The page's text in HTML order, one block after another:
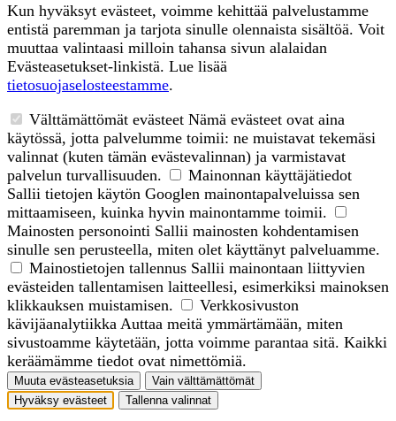
Kun hyväksyt evästeet, voimme kehittää palvelustamme
entistä paremman ja tarjota sinulle olennaista sisältöä. Voit
muuttaa valintaasi milloin tahansa sivun alalaidan
Evästeasetukset-linkistä. Lue lisää
tietosuojaselosteestamme.
Välttämättömät evästeet Nämä evästeet ovat aina
käytössä, jotta palvelumme toimii: ne muistavat tekemäsi
valinnat (kuten tämän evästevalinnan) ja varmistavat
palvelun turvallisuuden.
Mainonnan käyttäjätiedot
Sallii tietojen käytön Googlen mainontapalveluissa sen
mittaamiseen, kuinka hyvin mainontamme toimii.
Mainosten personointi Sallii mainosten kohdentamisen
sinulle sen perusteella, miten olet käyttänyt palveluamme.
Mainostietojen tallennus Sallii mainontaan liittyvien
evästeiden tallentamisen laitteellesi, esimerkiksi mainoksen
klikkauksen muistamisen.
Verkkosivuston
kävijäanalytiikka Auttaa meitä ymmärtämään, miten
sivustoamme käytetään, jotta voimme parantaa sitä. Kaikki
keräämämme tiedot ovat nimettömiä.
Muuta evästeasetuksia
Vain välttämättömät
Hyväksy evästeet
Tallenna valinnat